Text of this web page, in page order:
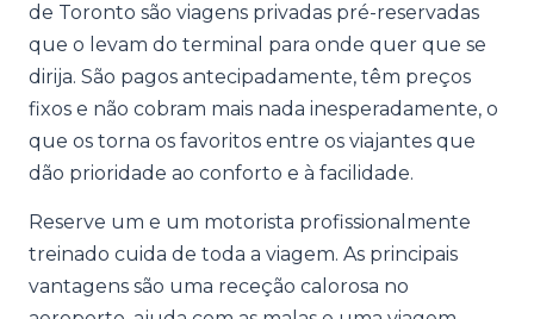
de Toronto são viagens privadas pré-reservadas
que o levam do terminal para onde quer que se
dirija. São pagos antecipadamente, têm preços
fixos e não cobram mais nada inesperadamente, o
que os torna os favoritos entre os viajantes que
dão prioridade ao conforto e à facilidade.
Reserve um e um motorista profissionalmente
treinado cuida de toda a viagem. As principais
vantagens são uma receção calorosa no